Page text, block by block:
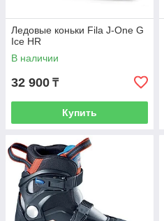
Ледовые коньки Fila J-One G
Ice HR
В наличии
32 900 ₸
Купить